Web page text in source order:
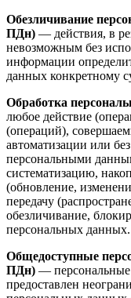
Обезличивание
ПДн) — действия, в
невозможным без
информации
данных конкретному
Обработка
любое действие
(операций),
автоматизации или
персональными
систематизацию,
(обновление,
передачу
обезличивание,
персональных данных.
Общедоступные
ПДн) —
предоставлен